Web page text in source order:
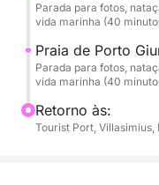
A aventura
pitoresca com vista
espanhola. Com
relaxante e para
Parada para fotos,
vida marinha (40
Praia de Porto
Parada para fotos,
vida marinha (40
Retorno às:
Tourist Port, Villasimius,